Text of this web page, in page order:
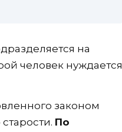
на
человек нуждается
законом
По